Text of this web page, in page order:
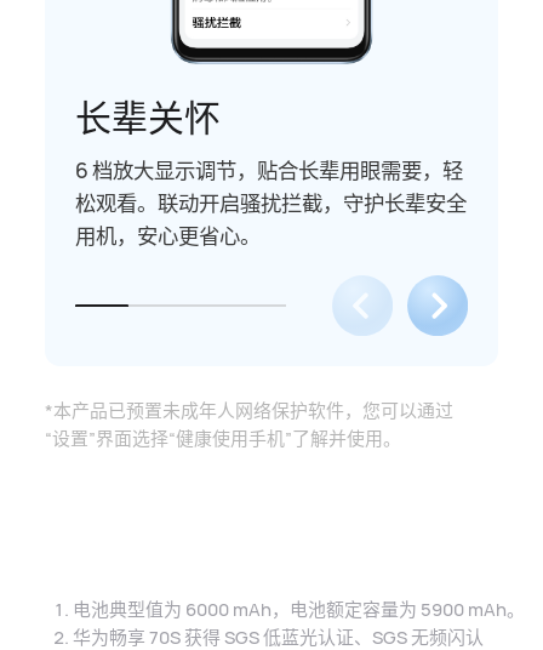
长辈关怀
6 档放大显示调节，贴合长辈用眼需⁠要，轻
松观看。联动开启骚扰拦截，守护长⁠辈安全
用机，安心更省心。
*本产品已预置未成年人网络保护软件，您可以通过
“设⁠置”界面选择“健康使用手机”了解并使⁠用。
电池典型值为 6000 mAh，电池额定容量为 5900 mAh。
华为畅享 70S 获得 SGS 低蓝光认证、SGS 无频闪认